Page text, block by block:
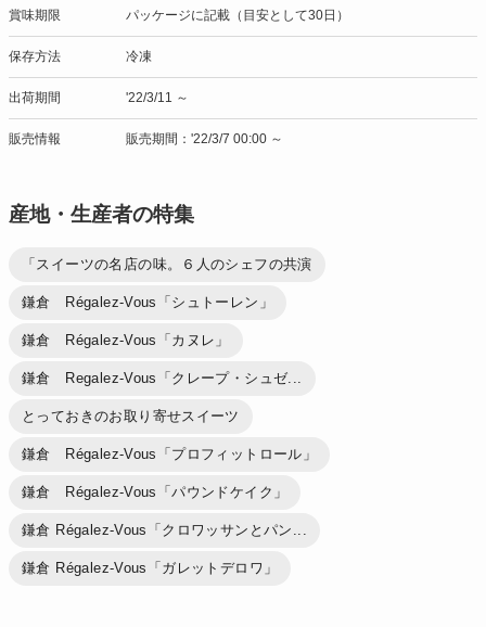
賞味期限 パッケージに記載（目安として30日）
保存方法 冷凍
出荷期間 '22/3/11 ～
販売情報 販売期間：'22/3/7 00:00 ～
産地・生産者の特集
「スイーツの名店の味。６人のシェフの共演
鎌倉 Régalez-Vous「シュトーレン」
鎌倉 Régalez-Vous「カヌレ」
鎌倉 Regalez-Vous「クレープ・シュゼ...
とっておきのお取り寄せスイーツ
鎌倉 Régalez-Vous「プロフィットロール」
鎌倉 Régalez-Vous「パウンドケイク」
鎌倉 Régalez-Vous「クロワッサンとパン...
鎌倉 Régalez-Vous「ガレットデロワ」